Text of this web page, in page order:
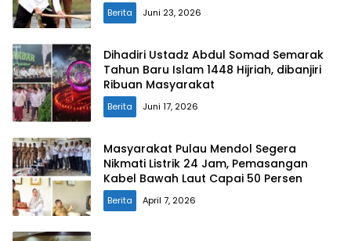
Berita Juni 23, 2026
Dihadiri Ustadz Abdul Somad Semarak
Tahun Baru Islam 1448 Hijriah, dibanjiri
Ribuan Masyarakat
Berita Juni 17, 2026
Masyarakat Pulau Mendol Segera
Nikmati Listrik 24 Jam, Pemasangan
Kabel Bawah Laut Capai 50 Persen
Berita April 7, 2026